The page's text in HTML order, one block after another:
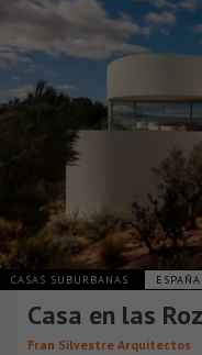
CASAS SUBURBANAS ESPAÑA
Casa en las
Fran Silvestre Arquitectos